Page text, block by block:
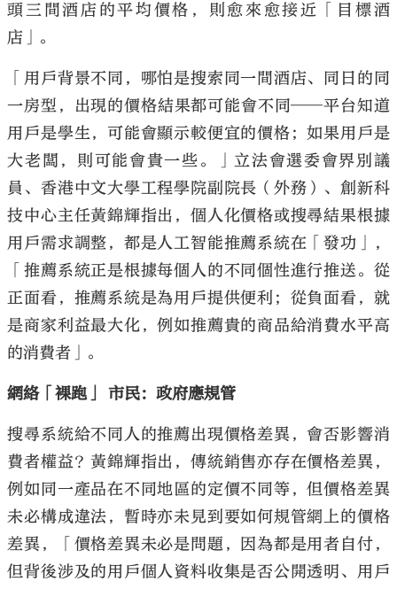
頭三間酒店的平均價格，則愈來愈接近「目標酒
店」。
「用戶背景不同，哪怕是搜索同一間酒店、同日的同
一房型，出現的價格結果都可能會不同──平台知道
用戶是學生，可能會顯示較便宜的價格；如果用戶是
大老闆，則可能會貴一些。」立法會選委會界別議
員、香港中文大學工程學院副院長（外務）、創新科
技中心主任黃錦輝指出，個人化價格或搜尋結果根據
用戶需求調整，都是人工智能推薦系統在「發功」，
「推薦系統正是根據每個人的不同個性進行推送。從
正面看，推薦系統是為用戶提供便利；從負面看，就
是商家利益最大化，例如推薦貴的商品給消費水平高
的消費者」。
網絡「裸跑」 市民：政府應規管
搜尋系統給不同人的推薦出現價格差異，會否影響消
費者權益？黃錦輝指出，傳統銷售亦存在價格差異，
例如同一產品在不同地區的定價不同等，但價格差異
未必構成違法，暫時亦未見到要如何規管網上的價格
差異，「價格差異未必是問題，因為都是用者自付，
但背後涉及的用戶個人資料收集是否公開透明、用戶